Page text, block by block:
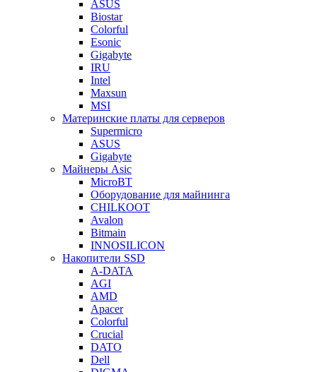
ASUS
Biostar
Colorful
Esonic
Gigabyte
IRU
Intel
Maxsun
MSI
Материнские платы для серверов
Supermicro
ASUS
Gigabyte
Майнеры Asic
MicroBT
Оборудование для майнинга
CHILKOOT
Avalon
Bitmain
INNOSILICON
Накопители SSD
A-DATA
AGI
AMD
Apacer
Colorful
Crucial
DATO
Dell